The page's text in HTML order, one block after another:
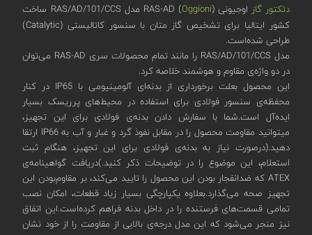
دتکتور گاز اوجیونی (Oggioni
) RAS-AD مدل RAS/AD/101/CCS ساخت
کشور ایتالیا برای تشخیص گاز متان با سنسور کاتالیستی (Catalytic)
طراحی شده‌است.
مدل RAS/AD/101/CCS را مانند تمام محصولات سری RAS-AD می‌توان
در دو واژه‌ی مقاوم و هوشمند خلاصه کرد.
این محصول بعلت برخورداری از بدنه‌ای آلومینیومی با IP65 در کنار
محفظه‌ی سنسور فولادی برای استفاده در محیط‌های پرریسک بسیار
ایده‌آل است.شما با سفارش دادن بدنه‌ی فولادی برای این تجهیز،
میتوانید مقاومت محصول را در مقابل نفوذ گرد و غبار و آب به IP66 ارتقا
دهید.(درصورت نیاز به بدنه‌ی فولادی برای این تجهیز، هنگام ثبت
استعلام، این موضوع را در توضیحات ذکر کنید.)دریافت گواهینامه‌‌ی
ATEX که ضدانفجار بودن این محصول را تایید می‌کند، بر مقاوم‌بودن این
تجهیز صحه می‌گذارد.بعلاوه یکپارچگی بسیار زیاد قطعات، امکان نصب
تمامی قسمت‌های فرستنده را در داخل بدنه فراهم کرده‌است.این اتفاق
نیز منجر می‌شود که این مدل درجه‌ی بالایی از مقاومت را از خود نشان